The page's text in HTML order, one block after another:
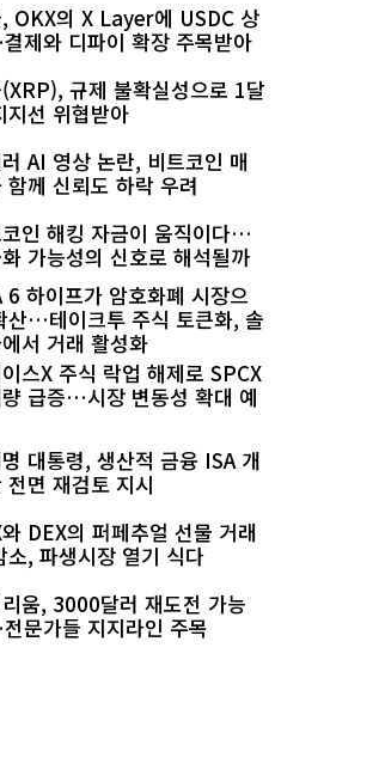
OKX의 X Layer에 USDC 상
제와 디파이 확장 주목받아
규제 불확실성으로 1달
지선 위협받아
AI 영상 논란, 비트코인 매
함께 신뢰도 하락 우려
코인 해킹 자금이 움직이다…
가능성의 신호로 해석될까
6 하이프가 암호화폐 시장으
산…테이크투 주식 토큰화, 솔
서 거래 활성화
스X 주식 락업 해제로 SPCX
급증…시장 변동성 확대 예
대통령, 생산적 금융 ISA 개
전면 재검토 지시
DEX의 퍼페추얼 선물 거래
소, 파생시장 열기 식다
움, 3000달러 재도전 가능
문가들 지지라인 주목